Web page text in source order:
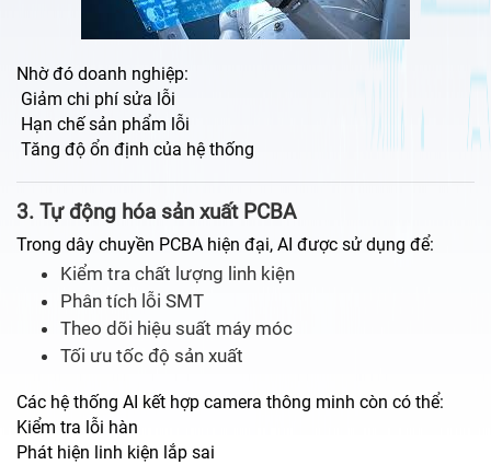
Nhờ đó doanh nghiệp:
Giảm chi phí sửa lỗi
Hạn chế sản phẩm lỗi
Tăng độ ổn định của hệ thống
3. Tự động hóa sản xuất PCBA
Trong dây chuyền PCBA hiện đại, AI được sử dụng để:
Kiểm tra chất lượng linh kiện
Phân tích lỗi SMT
Theo dõi hiệu suất máy móc
Tối ưu tốc độ sản xuất
Các hệ thống AI kết hợp camera thông minh còn có thể:
Kiểm tra lỗi hàn
Phát hiện linh kiện lắp sai